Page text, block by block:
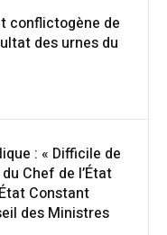
conflictogène de
des urnes du
: « Difficile de
Chef de l’État
Constant
des Ministres